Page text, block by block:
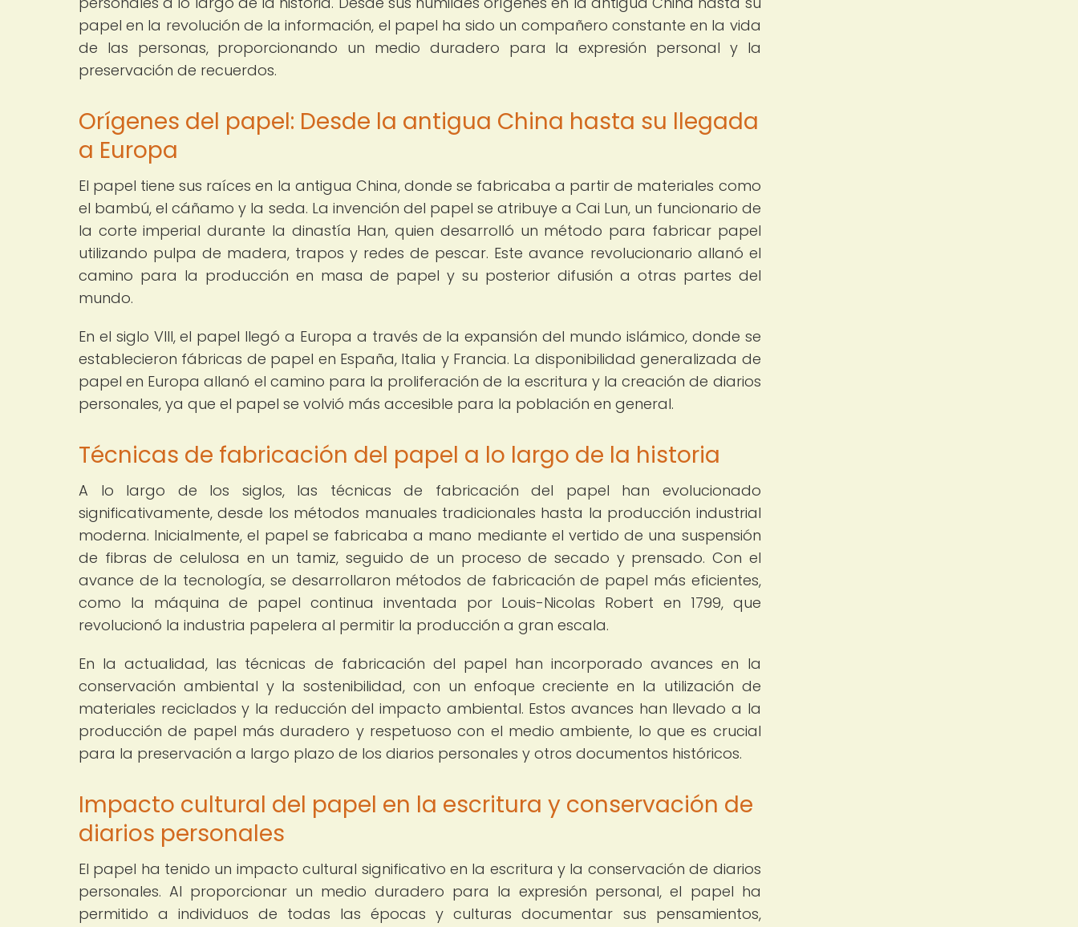
papel en la revolución de la información, el papel ha sido un compañero constante en la vida
de las personas, proporcionando un medio duradero para la expresión personal y la
preservación de recuerdos.
Orígenes del papel: Desde la antigua China hasta su llegada
a Europa
El papel tiene sus raíces en la antigua China, donde se fabricaba a partir de materiales como
el bambú, el cáñamo y la seda. La invención del papel se atribuye a Cai Lun, un funcionario de
la corte imperial durante la dinastía Han, quien desarrolló un método para fabricar papel
utilizando pulpa de madera, trapos y redes de pescar. Este avance revolucionario allanó el
camino para la producción en masa de papel y su posterior difusión a otras partes del
mundo.
En el siglo VIII, el papel llegó a Europa a través de la expansión del mundo islámico, donde se
establecieron fábricas de papel en España, Italia y Francia. La disponibilidad generalizada de
papel en Europa allanó el camino para la proliferación de la escritura y la creación de diarios
personales, ya que el papel se volvió más accesible para la población en general.
Técnicas de fabricación del papel a lo largo de la historia
A lo largo de los siglos, las técnicas de fabricación del papel han evolucionado
significativamente, desde los métodos manuales tradicionales hasta la producción industrial
moderna. Inicialmente, el papel se fabricaba a mano mediante el vertido de una suspensión
de fibras de celulosa en un tamiz, seguido de un proceso de secado y prensado. Con el
avance de la tecnología, se desarrollaron métodos de fabricación de papel más eficientes,
como la máquina de papel continua inventada por Louis-Nicolas Robert en 1799, que
revolucionó la industria papelera al permitir la producción a gran escala.
En la actualidad, las técnicas de fabricación del papel han incorporado avances en la
conservación ambiental y la sostenibilidad, con un enfoque creciente en la utilización de
materiales reciclados y la reducción del impacto ambiental. Estos avances han llevado a la
producción de papel más duradero y respetuoso con el medio ambiente, lo que es crucial
para la preservación a largo plazo de los diarios personales y otros documentos históricos.
Impacto cultural del papel en la escritura y conservación de
diarios personales
El papel ha tenido un impacto cultural significativo en la escritura y la conservación de diarios
personales. Al proporcionar un medio duradero para la expresión personal, el papel ha
permitido a individuos de todas las épocas y culturas documentar sus pensamientos,